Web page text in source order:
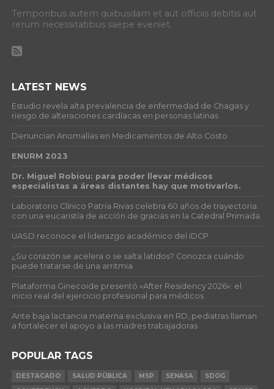
Temporibus autem quibusdam et aut officiis debitis aut
rerum necessitatibus saepe eveniet.
LATEST NEWS
Estudio revela alta prevalencia de enfermedad de Chagas y
riesgo de alteraciones cardíacas en personas latinas
Denuncian Anomalías en Medicamentos de Alto Costo
ENURM 2023
Dr. Miguel Robiou: para poder llevar médicos
especialistas a áreas distantes hay que motivarlos.
Laboratorio Clínico Patria Rivas celebra 60 años de trayectoria
con una eucaristía de acción de gracias en la Catedral Primada
UASD reconoce el liderazgo académico del IDCP
¿Su corazón se acelera o se salta latidos? Conozca cuándo
puede tratarse de una arritmia
Plataforma Ginecoide presentó «After Residency 2026»: el
inicio real del ejercicio profesional para médicos
Ante baja lactancia materna exclusiva en RD, pediatras llaman
a fortalecer el apoyo a las madres trabajadoras
POPULAR TAGS
DESTACADO SALUD PÚBLICA MSP SENASA
SDOG